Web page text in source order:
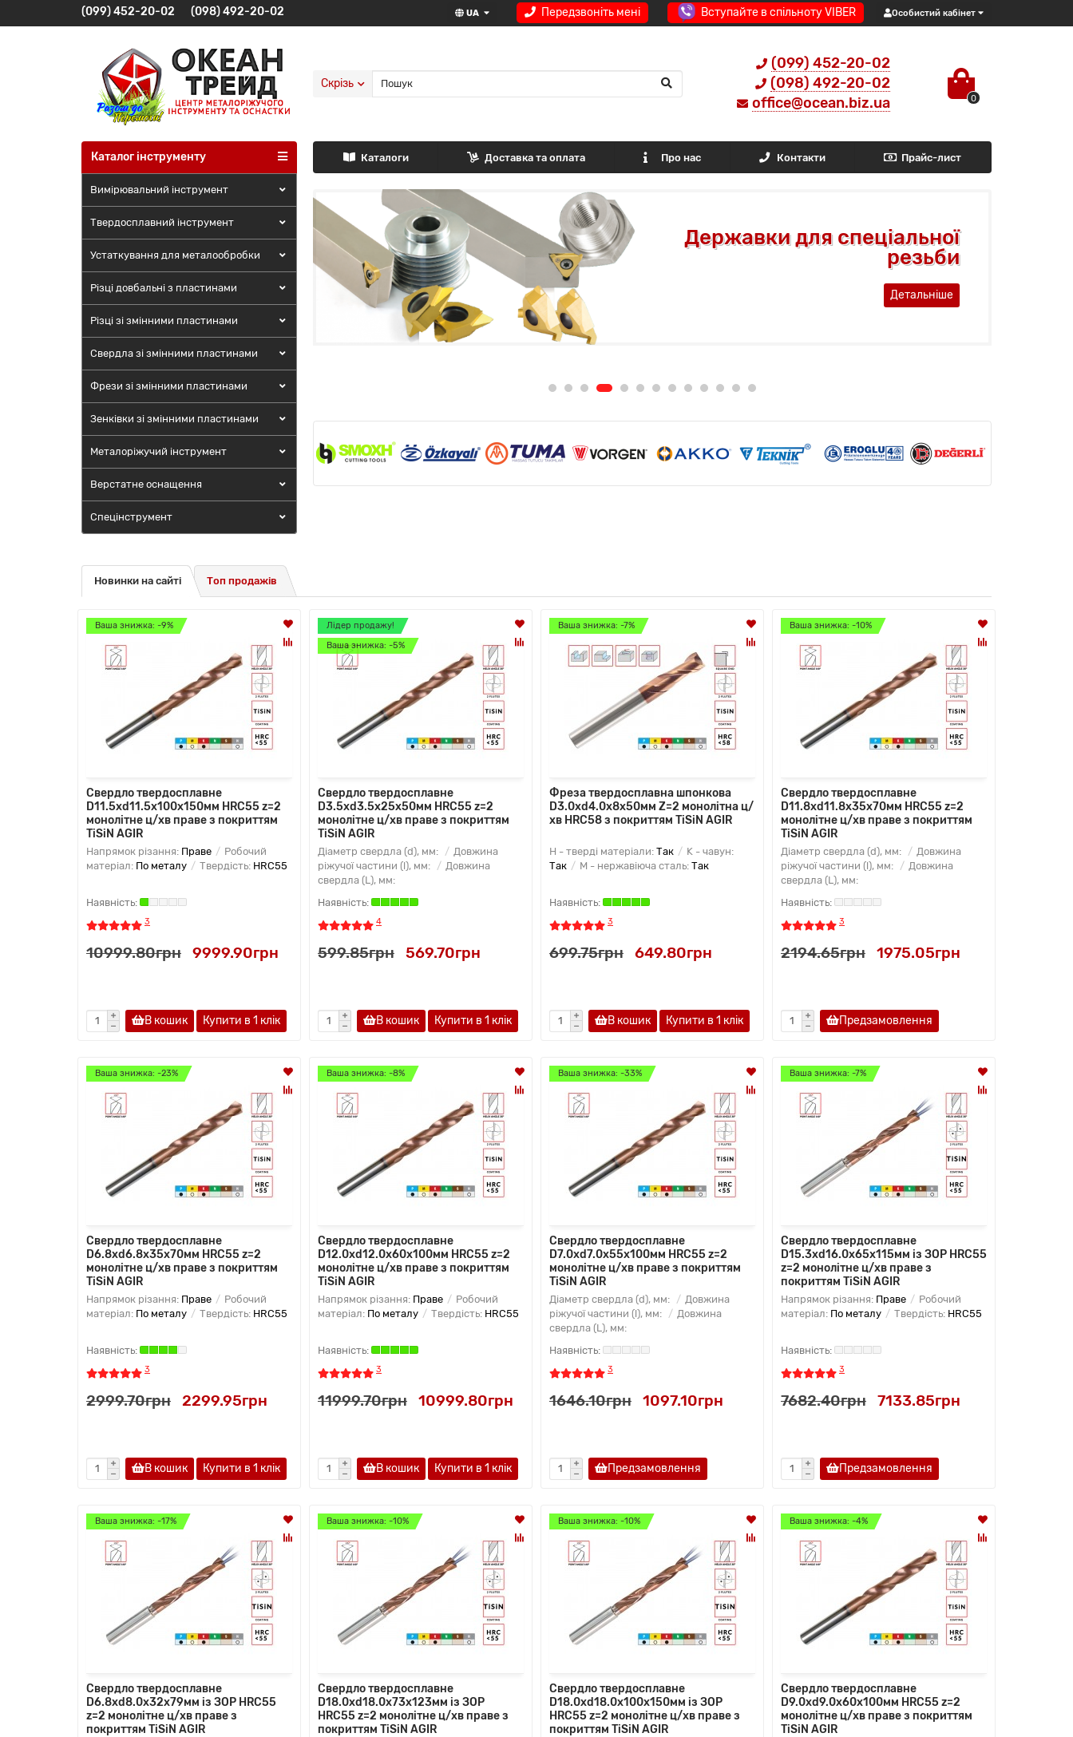
Передзвоніть мені Вступайте в спільноту VIBER Особистий кабінет
UA
(099) 452-20-02 (098) 492-20-02
(099) 452-20-02
(098) 492-20-02
office@ocean.biz.ua
0
Скрізь
Каталог інструменту
Вимірювальний інструмент
Твердосплавний інструмент
Устаткування для металообробки
Різці довбальні з пластинами
Різці зі змінними пластинами
Свердла зі змінними пластинами
Фрези зі змінними пластинами
Зенківки зі змінними пластинами
Металоріжучий інструмент
Верстатне оснащення
Спецінструмент
Каталоги Доставка та оплата Про нас Контакти Прайс-лист
Різці довбальні зі змінними
пластинами
Детальніше
Державки для спеціальної
резьби
Детальніше
Новинки на сайті Топ продажів
Ваша знижка: -9%
Свердло твердосплавне
D11.5хd11.5x100х150мм HRC55 z=2
монолітне ц/хв праве з покриттям
TiSiN AGIR
Напрямок різання: Праве
Робочий
матеріал: По металу Твердість: HRC55
3
10999.80грн 9999.90грн
В кошик Купити в 1 клiк
Лідер продажу!
Ваша знижка: -5%
Свердло твердосплавне
D3.5хd3.5х25х50мм HRC55 z=2
монолітне ц/хв праве з покриттям
TiSiN AGIR
Діаметр свердла (d), мм:
Довжина
ріжучої частини (l), мм:
Довжина
свердла (L), мм:
4
599.85грн 569.70грн
В кошик Купити в 1 клiк
Ваша знижка: -7%
Фреза твердосплавна шпонкова
D3.0xd4.0x8x50мм Z=2 монолітна ц/
хв HRC58 з покриттям TiSiN AGIR
H - тверді матеріали: Так
K - чавун:
Так
M - нержавіюча сталь: Так
3
699.75грн 649.80грн
В кошик Купити в 1 клiк
Ваша знижка: -10%
Свердло твердосплавне
D11.8хd11.8x35х70мм HRC55 z=2
монолітне ц/хв праве з покриттям
TiSiN AGIR
Діаметр свердла (d), мм:
Довжина
ріжучої частини (l), мм:
Довжина
свердла (L), мм:
3
2194.65грн 1975.05грн
Предзамовлення
Ваша знижка: -23%
Свердло твердосплавне
D6.8хd6.8х35х70мм HRC55 z=2
монолітне ц/хв праве з покриттям
TiSiN AGIR
Напрямок різання: Праве
Робочий
матеріал: По металу Твердість: HRC55
3
2999.70грн 2299.95грн
В кошик Купити в 1 клiк
Ваша знижка: -8%
Свердло твердосплавне
D12.0хd12.0x60х100мм HRC55 z=2
монолітне ц/хв праве з покриттям
TiSiN AGIR
Напрямок різання: Праве
Робочий
матеріал: По металу Твердість: HRC55
3
11999.70грн 10999.80грн
В кошик Купити в 1 клiк
Ваша знижка: -33%
Свердло твердосплавне
D7.0xd7.0х55х100мм HRC55 z=2
монолітне ц/хв праве з покриттям
TiSiN AGIR
Діаметр свердла (d), мм:
Довжина
ріжучої частини (l), мм:
Довжина
свердла (L), мм:
3
1646.10грн 1097.10грн
Предзамовлення
Ваша знижка: -7%
Свердло твердосплавне
D15.3xd16.0х65х115мм із ЗОР HRC55
z=2 монолітне ц/хв праве з
покриттям TiSiN AGIR
Напрямок різання: Праве
Робочий
матеріал: По металу Твердість: HRC55
3
7682.40грн 7133.85грн
Предзамовлення
Ваша знижка: -17%
Свердло твердосплавне
D6.8xd8.0х32х79мм із ЗОР HRC55
z=2 монолітне ц/хв праве з
покриттям TiSiN AGIR
Ваша знижка: -10%
Свердло твердосплавне
D18.0xd18.0х73х123мм із ЗОР
HRC55 z=2 монолітне ц/хв праве з
покриттям TiSiN AGIR
Ваша знижка: -10%
Свердло твердосплавне
D18.0xd18.0х100х150мм із ЗОР
HRC55 z=2 монолітне ц/хв праве з
покриттям TiSiN AGIR
Ваша знижка: -4%
Свердло твердосплавне
D9.0хd9.0х60х100мм HRC55 z=2
монолітне ц/хв праве з покриттям
TiSiN AGIR